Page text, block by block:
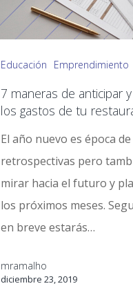
Educación Emprendimiento
7 maneras de anticipar
los gastos de tu
El año nuevo es época
retrospectivas pero
mirar hacia el futuro y
los próximos meses.
en breve estarás…
mramalho
diciembre 23, 2019